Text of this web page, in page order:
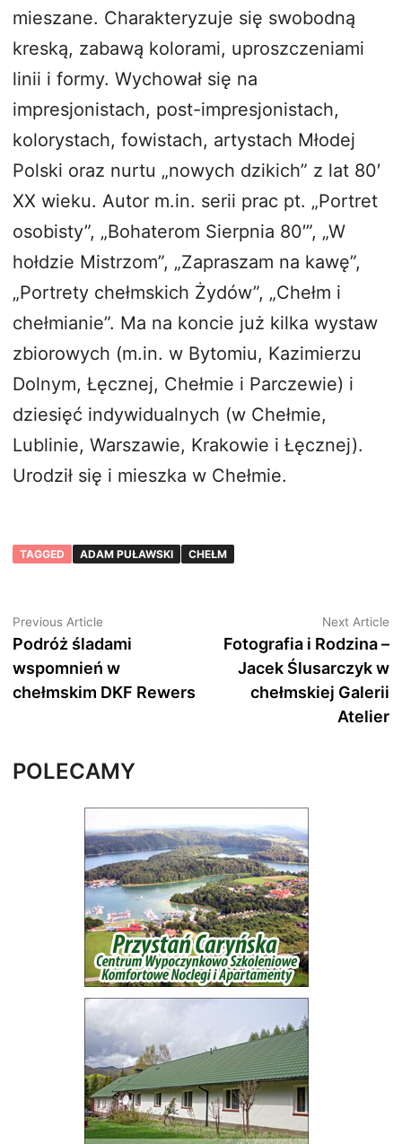
mieszane. Charakteryzuje się swobodną
kreską, zabawą kolorami, uproszczeniami
linii i formy. Wychował się na
impresjonistach, post-impresjonistach,
kolorystach, fowistach, artystach Młodej
Polski oraz nurtu „nowych dzikich” z lat 80′
XX wieku. Autor m.in. serii prac pt. „Portret
osobisty”, „Bohaterom Sierpnia 80′”, „W
hołdzie Mistrzom”, „Zapraszam na kawę”,
„Portrety chełmskich Żydów”, „Chełm i
chełmianie”. Ma na koncie już kilka wystaw
zbiorowych (m.in. w Bytomiu, Kazimierzu
Dolnym, Łęcznej, Chełmie i Parczewie) i
dziesięć indywidualnych (w Chełmie,
Lublinie, Warszawie, Krakowie i Łęcznej).
Urodził się i mieszka w Chełmie.
TAGGED ADAM PUŁAWSKI CHEŁM
Nawigacja
wpisu
Previous Article
article:
Podróż śladami
wspomnień w
chełmskim DKF Rewers
Next Article
Fotografia i Rodzina –
Jacek Ślusarczyk w
chełmskiej Galerii
Atelier
POLECAMY